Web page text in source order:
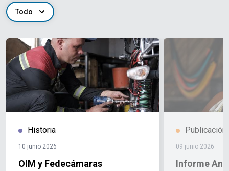
Todo
Historia
10 junio 2026
OIM y Fedecámaras
Publicación
09 junio 2026
Informe